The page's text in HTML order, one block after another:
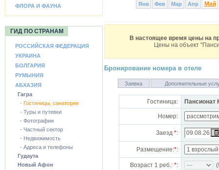
ФЛОРА И ФАУНА
ГИД ПО СТРАНАМ
РОССИЙСКАЯ ФЕДЕРАЦИЯ
УКРАИНА
БОЛГАРИЯ
РУМЫНИЯ
АБХАЗИЯ
Гагра
- Гостиницы, санатории
- Туры и путевки
- Фотографии
- Частный сектор
- Недвижимость
- Адреса и телефоны
Гудаута
Новый Афон
Янв Фев Мар Апр Май
В настоящее время цены на
Цены на объект ''
Бронирование номера в отеле
Заявка Дополнительные
Гостиница: Пансионат
Номер:
Заезд *:
Размещение:*:
Возраст 1 реб.: *: